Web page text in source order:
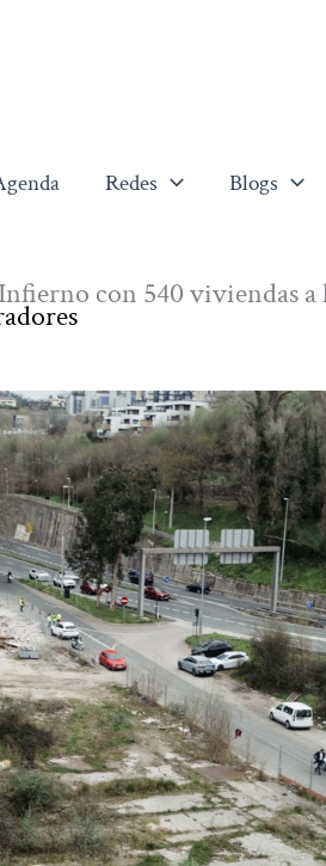
Redes Blogs
con 540 viviendas a